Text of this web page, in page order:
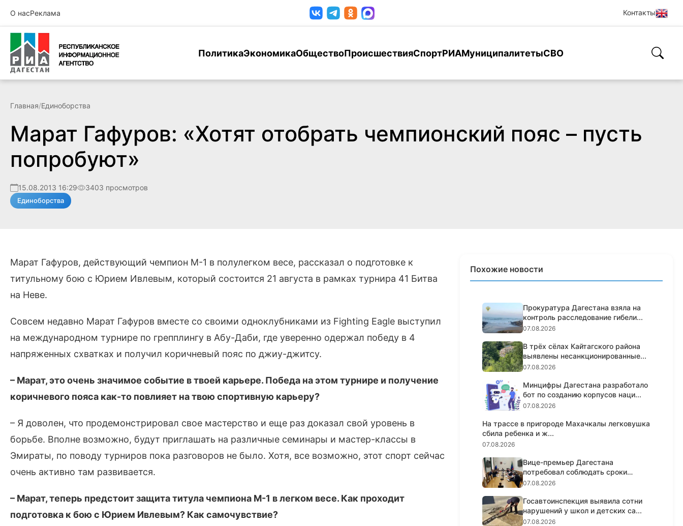
О насРеклама Контакты
ПолитикаЭкономикаОбществоПроисшествияСпортРИАМуниципалитетыСВО
Главная/Единоборства
Марат Гафуров: «Хотят отобрать чемпионский пояс – пусть
попробуют»
15.08.2013 16:29 3403 просмотров
Единоборства
Марат Гафуров, действующий чемпион М-1 в полулегком весе, рассказал о подготовке к
титульному бою с Юрием Ивлевым, который состоится 21 августа в рамках турнира 41 Битва
на Неве.
Совсем недавно Марат Гафуров вместе со своими одноклубниками из Fighting Eagle выступил
на международном турнире по грепплингу в Абу-Даби, где уверенно одержал победу в 4
напряженных схватках и получил коричневый пояс по джиу-джитсу.
– Марат, это очень значимое событие в твоей карьере. Победа на этом турнире и получение
коричневого пояса как-то повлияет на твою спортивную карьеру?
– Я доволен, что продемонстрировал свое мастерство и еще раз доказал свой уровень в
борьбе. Вполне возможно, будут приглашать на различные семинары и мастер-классы в
Эмираты, по поводу турниров пока разговоров не было. Хотя, все возможно, этот спорт сейчас
очень активно там развивается.
– Марат, теперь предстоит защита титула чемпиона М-1 в легком весе. Как проходит
подготовка к бою с Юрием Ивлевым? Как самочувствие?
Похожие новости
Прокуратура Дагестана взяла на
контроль расследование гибели...
07.08.2026
В трёх сёлах Кайтагского района
выявлены несанкционированные...
07.08.2026
Минцифры Дагестана разработало
бот по созданию корпусов наци...
07.08.2026
На трассе в пригороде Махачкалы легковушка
сбила ребенка и ж...
07.08.2026
Вице-премьер Дагестана
потребовал соблюдать сроки
реализации...
07.08.2026
Госавтоинспекция выявила сотни
нарушений у школ и детских са...
07.08.2026